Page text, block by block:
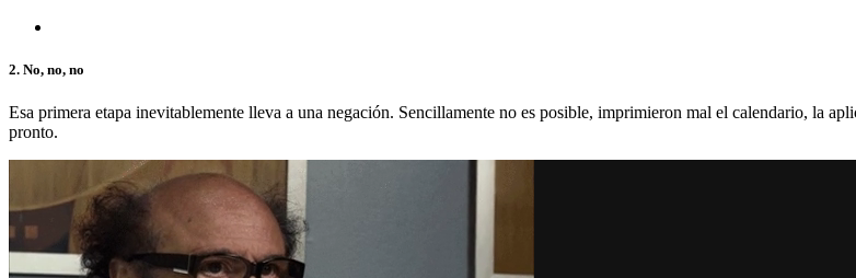
2. No, no, no
Esa primera etapa inevitablemente lleva a una negación. Sencillamente no es posible, imprimieron mal el calendario, la
pronto.